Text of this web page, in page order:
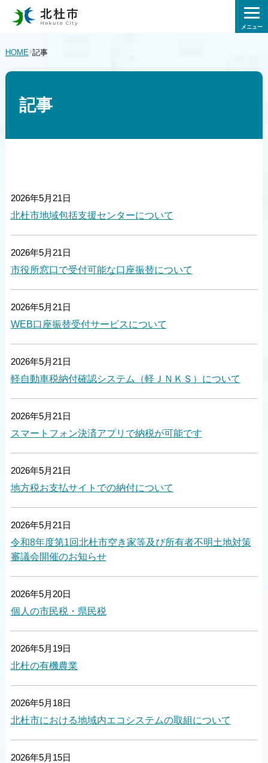
メニュー
HOME›記事
記事
2026年5月21日
北杜市地域包括支援センターについて
2026年5月21日
市役所窓口で受付可能な口座振替について
2026年5月21日
WEB口座振替受付サービスについて
2026年5月21日
軽自動車税納付確認システム（軽ＪＮＫＳ）について
2026年5月21日
スマートフォン決済アプリで納税が可能です
2026年5月21日
地方税お支払サイトでの納付について
2026年5月21日
令和8年度第1回北杜市空き家等及び所有者不明土地対策
審議会開催のお知らせ
2026年5月20日
個人の市民税・県民税
2026年5月19日
北杜の有機農業
2026年5月18日
北杜市における地域内エコシステムの取組について
2026年5月15日